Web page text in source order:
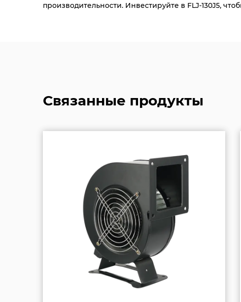
производительности. Инвестируйте в FLJ-130J5,
Связанные продукты